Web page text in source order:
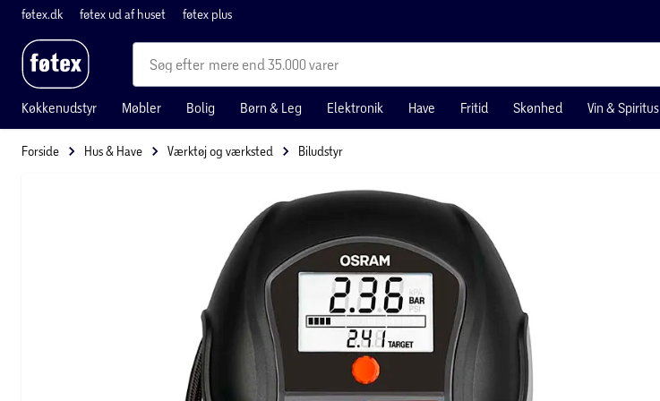
føtex.dk føtex ud af huset føtex plus
mere end 35.000 varer
Køkkenudstyr Møbler Bolig Børn & Leg Elektronik Have Fritid Skønhed Vin & Spiritus
Forside Hus & Have Værktøj og værksted Biludstyr